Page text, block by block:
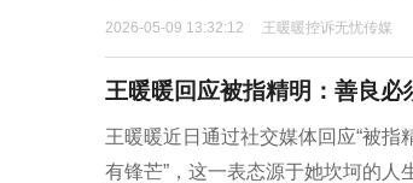
2026-05-09 13:32:12 王暖暖控诉无忧传媒
王暖暖回应被指精明：善良必
王暖暖近日通过社交媒体回应“被指
有锋芒”，这一表态源于她坎坷的人